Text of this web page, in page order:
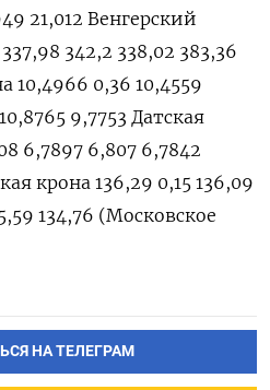
21,012 Венгерский
342,2 338,02 383,36
10,4966 0,36 10,4559
9,7753 Датская
6,7897 6,807 6,7842
крона 136,29 0,15 136,09
134,76 (Московское
НА ТЕЛЕГРАМ